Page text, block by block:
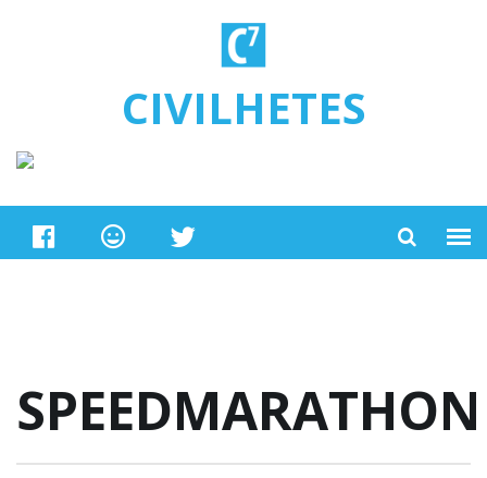
CIVILHETES
SPEEDMARATHON